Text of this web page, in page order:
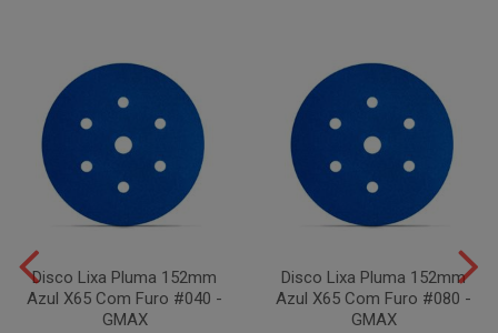
Disco Lixa Pluma 152mm
Azul X65 Com Furo #040 -
GMAX
Disco Lixa Pluma 152mm
Azul X65 Com Furo #080 -
GMAX